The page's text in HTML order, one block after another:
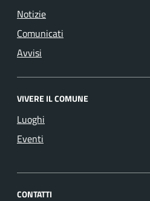
Notizie
Comunicati
Avvisi
VIVERE IL COMUNE
Luoghi
Eventi
CONTATTI